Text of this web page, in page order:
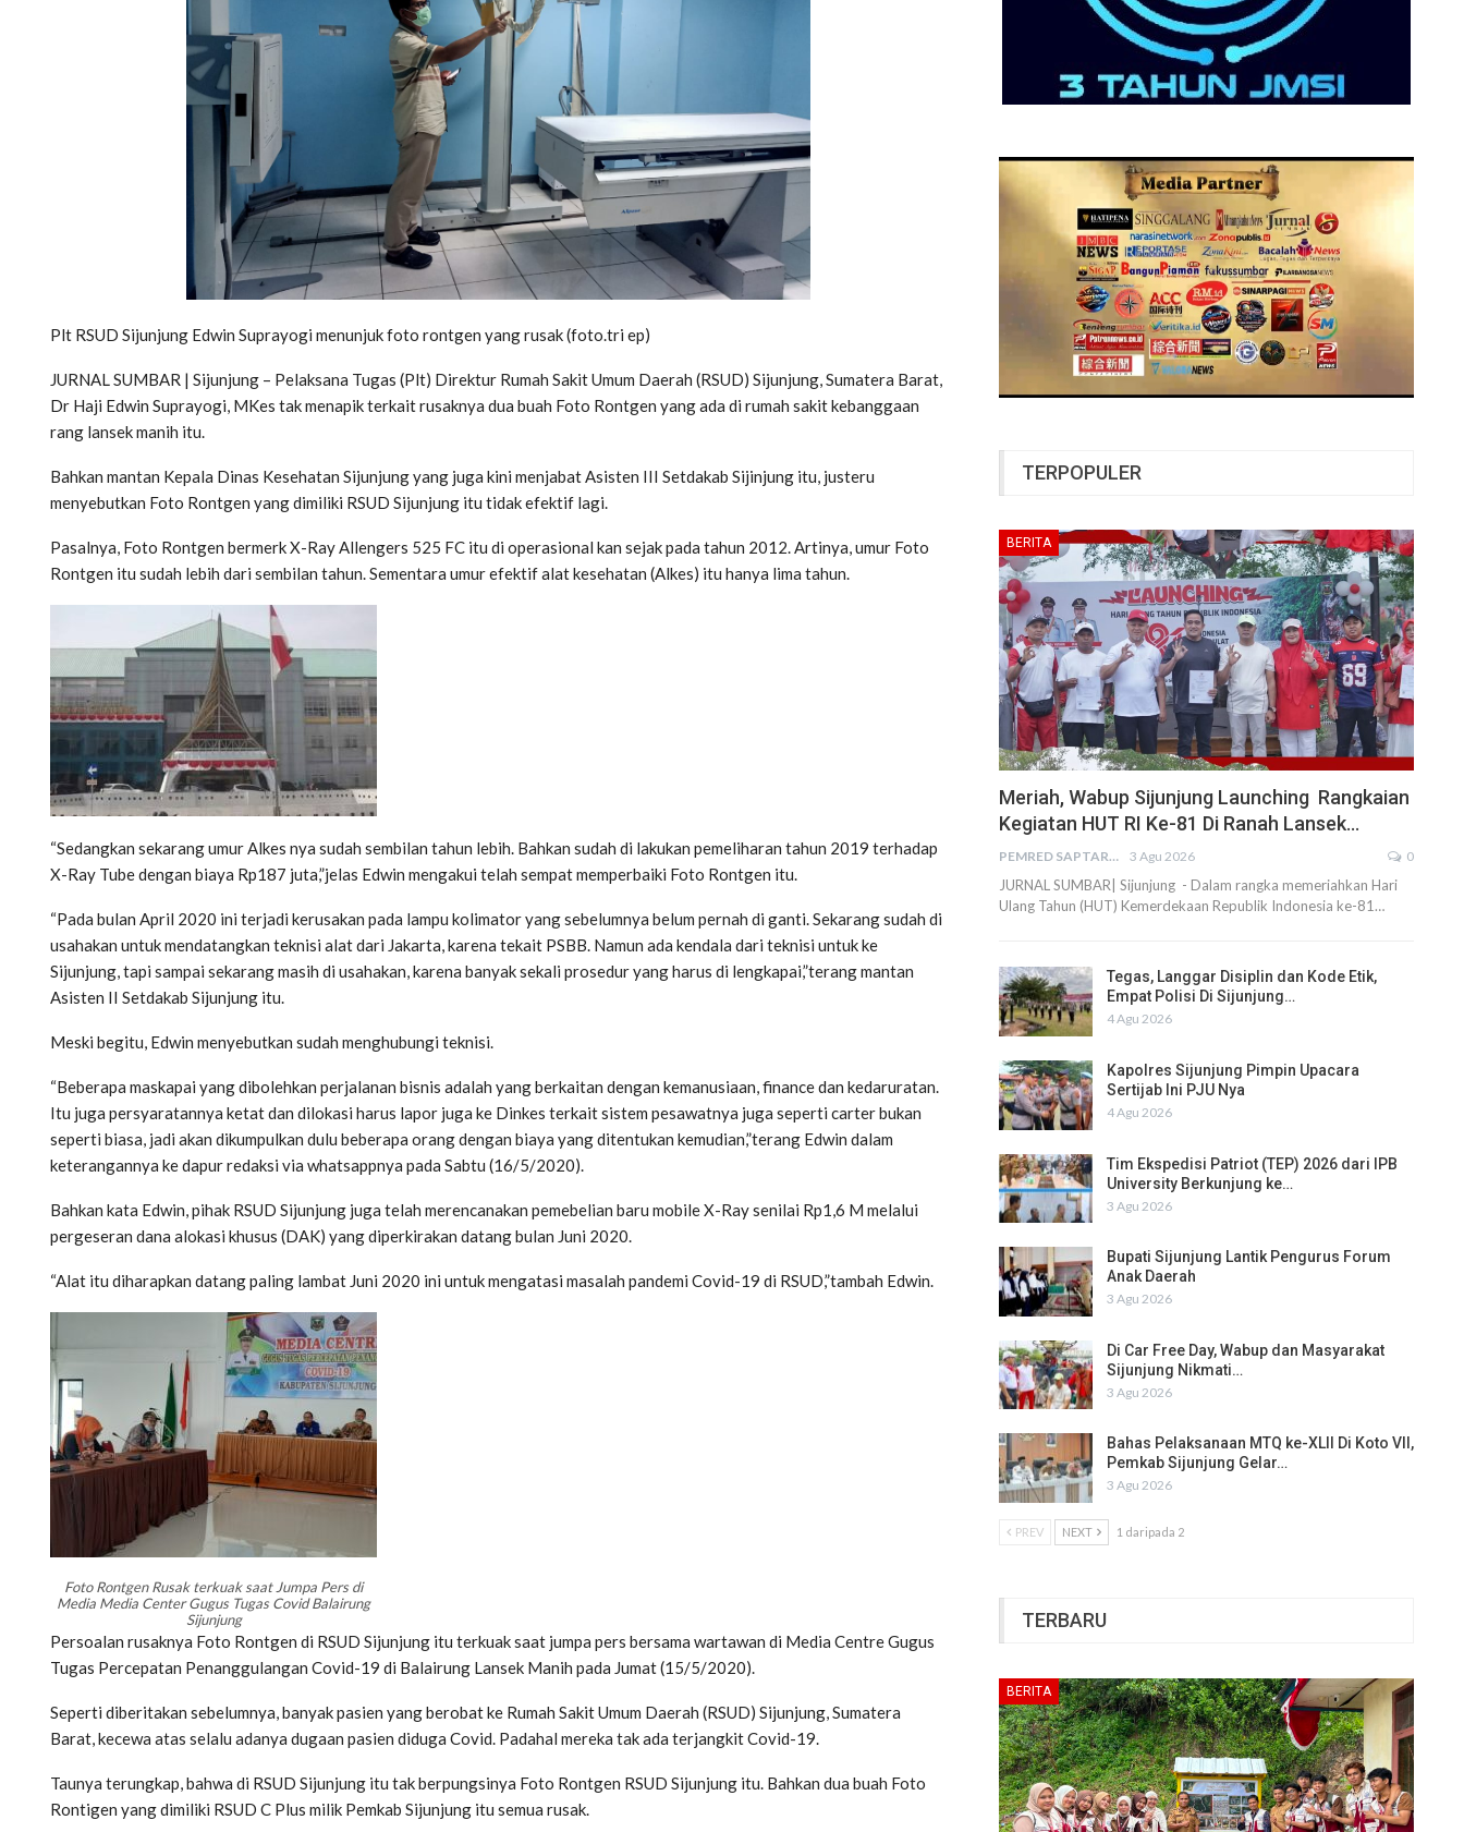
Plt RSUD Sijunjung Edwin Suprayogi menunjuk foto rontgen yang rusak (foto.tri ep)
JURNAL SUMBAR | Sijunjung – Pelaksana Tugas (Plt) Direktur Rumah Sakit Umum Daerah (RSUD) Sijunjung, Sumatera Barat,
Dr Haji Edwin Suprayogi, MKes tak menapik terkait rusaknya dua buah Foto Rontgen yang ada di rumah sakit kebanggaan
rang lansek manih itu.
Bahkan mantan Kepala Dinas Kesehatan Sijunjung yang juga kini menjabat Asisten III Setdakab Sijinjung itu, justeru
menyebutkan Foto Rontgen yang dimiliki RSUD Sijunjung itu tidak efektif lagi.
Pasalnya, Foto Rontgen bermerk X-Ray Allengers 525 FC itu di operasional kan sejak pada tahun 2012. Artinya, umur Foto
Rontgen itu sudah lebih dari sembilan tahun. Sementara umur efektif alat kesehatan (Alkes) itu hanya lima tahun.
“Sedangkan sekarang umur Alkes nya sudah sembilan tahun lebih. Bahkan sudah di lakukan pemeliharan tahun 2019 terhadap
X-Ray Tube dengan biaya Rp187 juta,”jelas Edwin mengakui telah sempat memperbaiki Foto Rontgen itu.
“Pada bulan April 2020 ini terjadi kerusakan pada lampu kolimator yang sebelumnya belum pernah di ganti. Sekarang sudah di
usahakan untuk mendatangkan teknisi alat dari Jakarta, karena tekait PSBB. Namun ada kendala dari teknisi untuk ke
Sijunjung, tapi sampai sekarang masih di usahakan, karena banyak sekali prosedur yang harus di lengkapai,”terang mantan
Asisten II Setdakab Sijunjung itu.
Meski begitu, Edwin menyebutkan sudah menghubungi teknisi.
“Beberapa maskapai yang dibolehkan perjalanan bisnis adalah yang berkaitan dengan kemanusiaan, finance dan kedaruratan.
Itu juga persyaratannya ketat dan dilokasi harus lapor juga ke Dinkes terkait sistem pesawatnya juga seperti carter bukan
seperti biasa, jadi akan dikumpulkan dulu beberapa orang dengan biaya yang ditentukan kemudian,”terang Edwin dalam
keterangannya ke dapur redaksi via whatsappnya pada Sabtu (16/5/2020).
Bahkan kata Edwin, pihak RSUD Sijunjung juga telah merencanakan pemebelian baru mobile X-Ray senilai Rp1,6 M melalui
pergeseran dana alokasi khusus (DAK) yang diperkirakan datang bulan Juni 2020.
“Alat itu diharapkan datang paling lambat Juni 2020 ini untuk mengatasi masalah pandemi Covid-19 di RSUD,”tambah Edwin.
Foto Rontgen Rusak terkuak saat Jumpa Pers di
Media Media Center Gugus Tugas Covid Balairung
Sijunjung
Persoalan rusaknya Foto Rontgen di RSUD Sijunjung itu terkuak saat jumpa pers bersama wartawan di Media Centre Gugus
Tugas Percepatan Penanggulangan Covid-19 di Balairung Lansek Manih pada Jumat (15/5/2020).
Seperti diberitakan sebelumnya, banyak pasien yang berobat ke Rumah Sakit Umum Daerah (RSUD) Sijunjung, Sumatera
Barat, kecewa atas selalu adanya dugaan pasien diduga Covid. Padahal mereka tak ada terjangkit Covid-19.
Taunya terungkap, bahwa di RSUD Sijunjung itu tak berpungsinya Foto Rontgen RSUD Sijunjung itu. Bahkan dua buah Foto
Rontigen yang dimiliki RSUD C Plus milik Pemkab Sijunjung itu semua rusak.
TERPOPULER
BERITA
Meriah, Wabup Sijunjung Launching Rangkaian
Kegiatan HUT RI Ke-81 Di Ranah Lansek…
PEMRED SAPTARIUS 3 Agu 2026 0
JURNAL SUMBAR| Sijunjung - Dalam rangka memeriahkan Hari
Ulang Tahun (HUT) Kemerdekaan Republik Indonesia ke-81…
Tegas, Langgar Disiplin dan Kode Etik,
Empat Polisi Di Sijunjung…
4 Agu 2026
Kapolres Sijunjung Pimpin Upacara
Sertijab Ini PJU Nya
4 Agu 2026
Tim Ekspedisi Patriot (TEP) 2026 dari IPB
University Berkunjung ke…
3 Agu 2026
Bupati Sijunjung Lantik Pengurus Forum
Anak Daerah
3 Agu 2026
Di Car Free Day, Wabup dan Masyarakat
Sijunjung Nikmati…
3 Agu 2026
Bahas Pelaksanaan MTQ ke-XLII Di Koto VII,
Pemkab Sijunjung Gelar…
3 Agu 2026
PREV NEXT 1 daripada 2
TERBARU
BERITA